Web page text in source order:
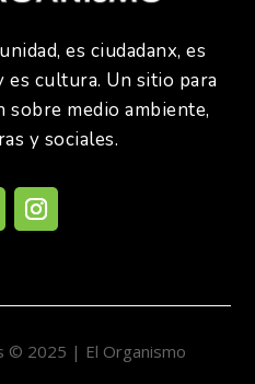
es ciudadanx, es
es cultura. Un sitio para
medio ambiente,
y sociales.
© 2025 | El Organismo